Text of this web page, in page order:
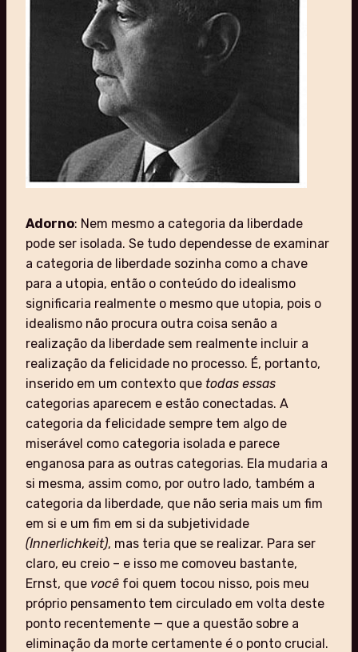
Adorno: Nem mesmo a categoria da liberdade
pode ser isolada. Se tudo dependesse de examinar
a categoria de liberdade sozinha como a chave
para a utopia, então o conteúdo do idealismo
significaria realmente o mesmo que utopia, pois o
idealismo não procura outra coisa senão a
realização da liberdade sem realmente incluir a
realização da felicidade no processo. É, portanto,
inserido em um contexto que todas essas
categorias aparecem e estão conectadas. A
categoria da felicidade sempre tem algo de
miserável como categoria isolada e parece
enganosa para as outras categorias. Ela mudaria a
si mesma, assim como, por outro lado, também a
categoria da liberdade, que não seria mais um fim
em si e um fim em si da subjetividade
(Innerlichkeit), mas teria que se realizar. Para ser
claro, eu creio – e isso me comoveu bastante,
Ernst, que você foi quem tocou nisso, pois meu
próprio pensamento tem circulado em volta deste
ponto recentemente — que a questão sobre a
eliminação da morte certamente é o ponto crucial.